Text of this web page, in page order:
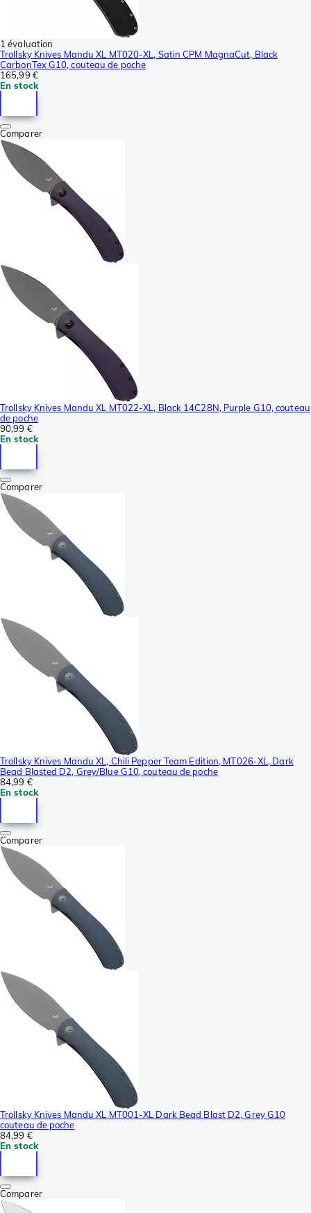
1 évaluation
Trollsky Knives Mandu XL MT020-XL, Satin CPM MagnaCut, Black
CarbonTex G10, couteau de poche
165,99 €
En stock
Comparer
Trollsky Knives Mandu XL MT022-XL, Black 14C28N, Purple G10, couteau
de poche
90,99 €
En stock
Comparer
Trollsky Knives Mandu XL, Chili Pepper Team Edition, MT026-XL, Dark
Bead Blasted D2, Grey/Blue G10, couteau de poche
84,99 €
En stock
Comparer
Trollsky Knives Mandu XL MT001-XL Dark Bead Blast D2, Grey G10
couteau de poche
84,99 €
En stock
Comparer